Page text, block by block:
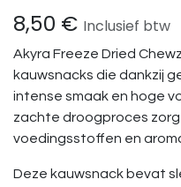
8,50 € Inclusief btw
Akyra Freeze Dried
kauwsnacks die dankzij
intense smaak en hoge
zachte droogproces
voedingsstoffen en
Deze kauwsnack bevat